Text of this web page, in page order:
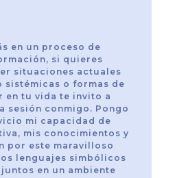
en un proceso de
si quieres
situaciones actuales
sistémicas o formas de
en tu vida te invito a
sesión conmigo. Pongo
mi capacidad de
mis conocimientos y
por este maravilloso
lenguajes simbólicos
en un ambiente